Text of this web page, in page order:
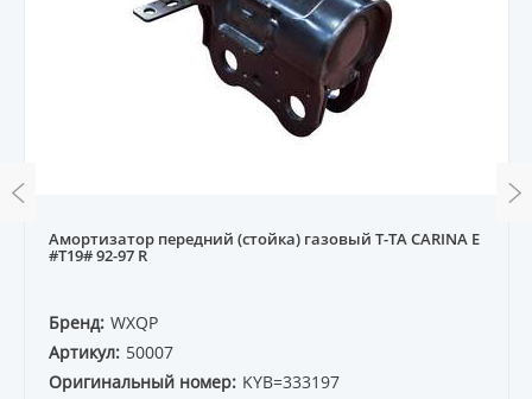
Амортизатор передний (стойка) газовый T-TA CARINA E
#T19# 92-97 R
Бренд: WXQP
Артикул: 50007
Оригинальный номер: KYB=333197